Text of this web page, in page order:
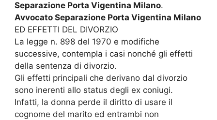
Separazione Porta Vigentina Milano.
Avvocato Separazione Porta Vigentina Milano
ED EFFETTI DEL DIVORZIO
La legge n. 898 del 1970 e modifiche
successive, contempla i casi nonché gli effetti
della sentenza di divorzio.
Gli effetti principali che derivano dal divorzio
sono inerenti allo status degli ex coniugi.
Infatti, la donna perde il diritto di usare il
cognome del marito ed entrambi non